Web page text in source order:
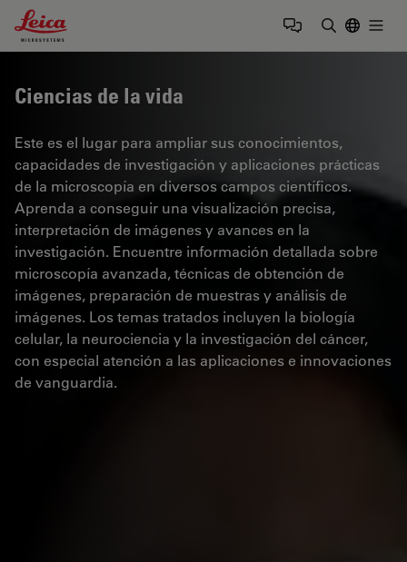
Leica Microsystems Logo
Ciencias de la vida
Este es el lugar para ampliar sus conocimientos,
capacidades de investigación y aplicaciones prácticas
de la microscopía en diversos campos científicos.
Aprenda a conseguir una visualización precisa,
interpretación de imágenes y avances en la
investigación. Encuentre información detallada sobre
microscopía avanzada, técnicas de obtención de
imágenes, preparación de muestras y análisis de
imágenes. Los temas tratados incluyen la biología
celular, la neurociencia y la investigación del cáncer,
con especial atención a las aplicaciones e innovaciones
de vanguardia.